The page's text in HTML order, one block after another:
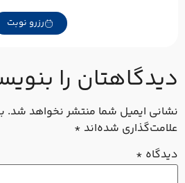
رزرو نوبت
دیدگاهتان را
نشانی ایمیل شما منتشر نخواهد شد.
علامت‌گذاری شده‌اند*
دیدگاه*